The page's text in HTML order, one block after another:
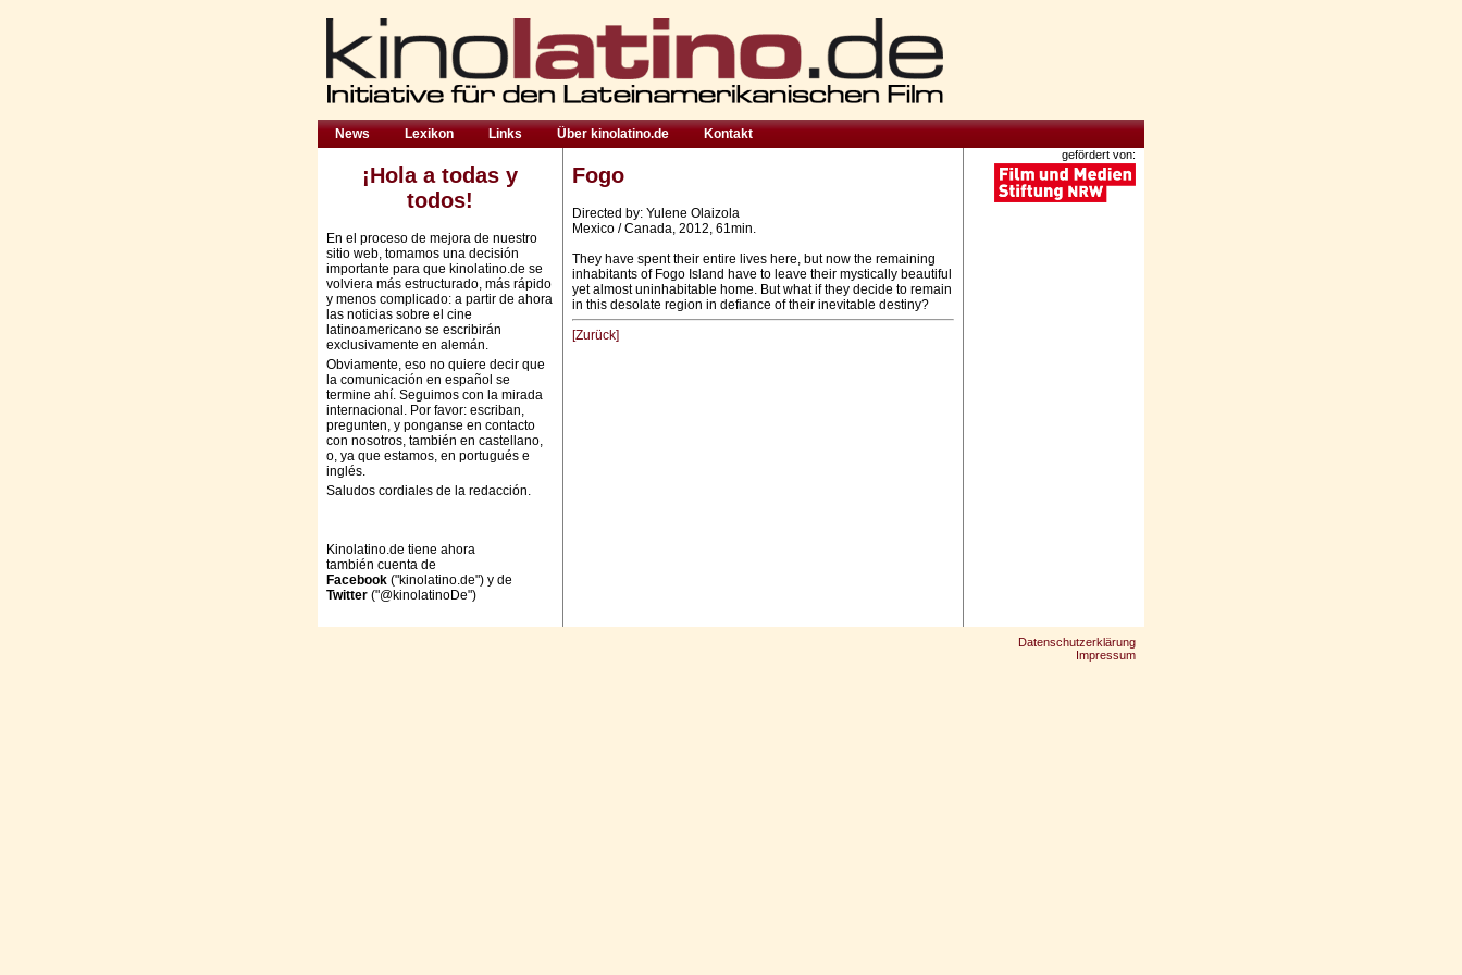
News Lexikon Links Über kinolatino.de Kontakt
¡Hola a todas y
todos!
En el proceso de mejora de nuestro
sitio web, tomamos una decisión
importante para que kinolatino.de se
volviera más estructurado, más rápido
y menos complicado: a partir de ahora
las noticias sobre el cine
latinoamericano se escribirán
exclusivamente en alemán.
Obviamente, eso no quiere decir que
la comunicación en español se
termine ahí. Seguimos con la mirada
internacional. Por favor: escriban,
pregunten, y ponganse en contacto
con nosotros, también en castellano,
o, ya que estamos, en portugués e
inglés.
Saludos cordiales de la redacción.
Kinolatino.de tiene ahora
también cuenta de
Facebook ("kinolatino.de") y de
Twitter ("@kinolatinoDe")
Fogo
Directed by: Yulene Olaizola
Mexico / Canada, 2012, 61min.
They have spent their entire lives here, but now the remaining
inhabitants of Fogo Island have to leave their mystically beautiful
yet almost uninhabitable home. But what if they decide to remain
in this desolate region in defiance of their inevitable destiny?
[Zurück]
gefördert von:
Datenschutzerklärung
Impressum